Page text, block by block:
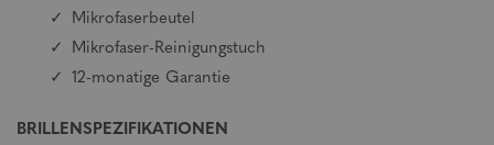
Mikrofaserbeutel
Mikrofaser-Reinigungstuch
12-monatige Garantie
BRILLENSPEZIFIKATIONEN